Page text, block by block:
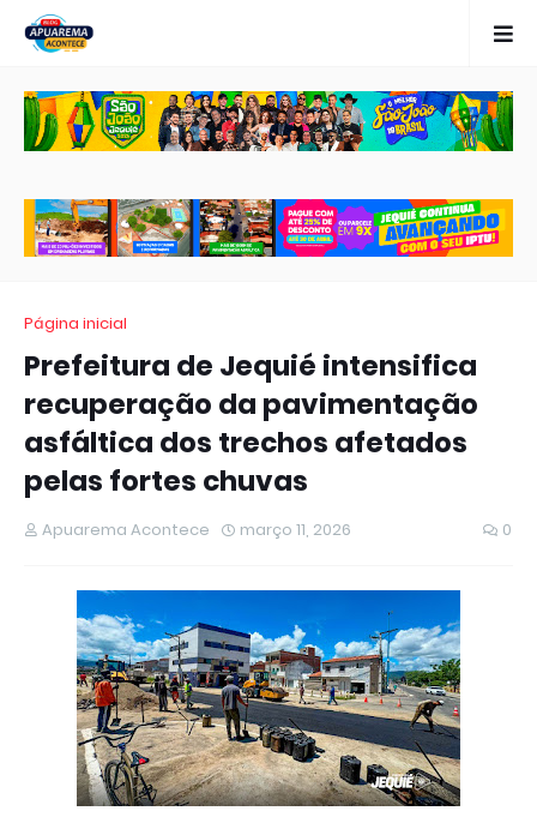
Página inicial
Prefeitura de Jequié intensifica
recuperação da pavimentação
asfáltica dos trechos afetados
pelas fortes chuvas
Apuarema Acontece março 11, 2026 0